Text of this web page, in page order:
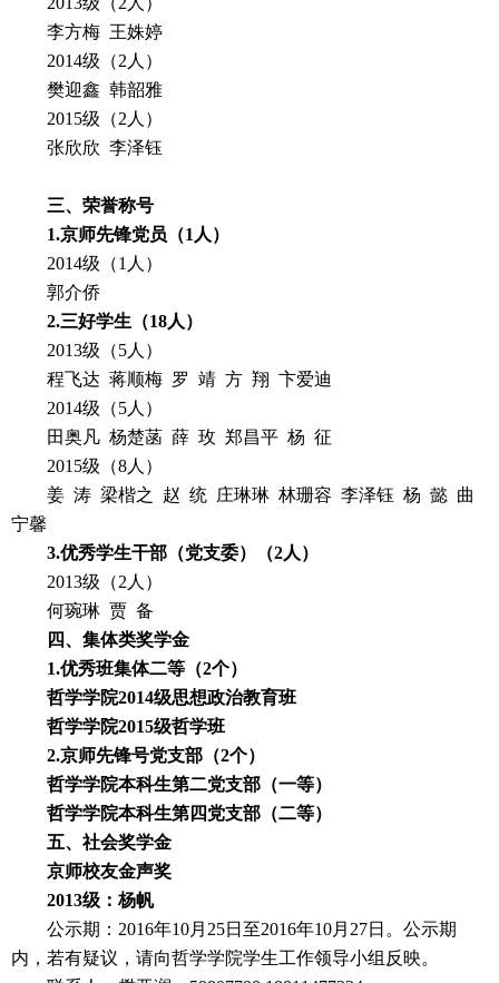
李方梅 王姝婷
2014级（2人）
樊迎鑫 韩韶雅
2015级（2人）
张欣欣 李泽钰
三、荣誉称号
1.京师先锋党员（1 人）
2014级（1人）
郭介侨
2.三好学生（18人）
2013级（5人）
程飞达 蒋顺梅 罗 靖 方 翔 卞爱迪
2014级（5人）
田奥凡 杨楚菡 薛 玫 郑昌平 杨 征
2015级（8人）
姜 涛 梁楷之 赵 统 庄琳琳 林珊容 李泽钰 杨 懿 曲
宁馨
3.优秀学生干部（党支委）（2人）
2013级（2人）
何琬琳 贾 备
四、集体类奖学金
1.优秀班集体二等（2个）
哲学学院2014级思想政治教育班
哲学学院2015级哲学班
2.京师先锋号党支部（2个）
哲学学院本科生第二党支部（一等）
哲学学院本科生第四党支部（二等）
五、社会奖学金
京师校友金声奖
2013级：杨帆
公示期：2016年10月25日至2016年10月27日。公示期
内，若有疑议，请向哲学学院学生工作领导小组反映。